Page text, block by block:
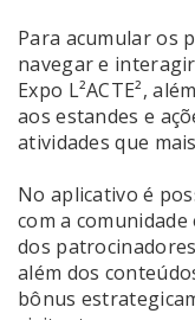
Para acumular os
navegar e
Expo L²ACTE²,
aos estandes e
atividades que
No aplicativo é
com a
dos
além dos
bônus